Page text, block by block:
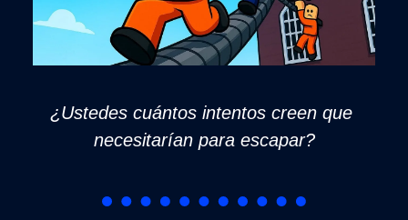
¿Ustedes cuántos intentos creen que
necesitarían para escapar?